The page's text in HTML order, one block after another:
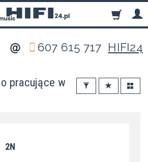
607 615 717 HIFI24
pracujące w
2N